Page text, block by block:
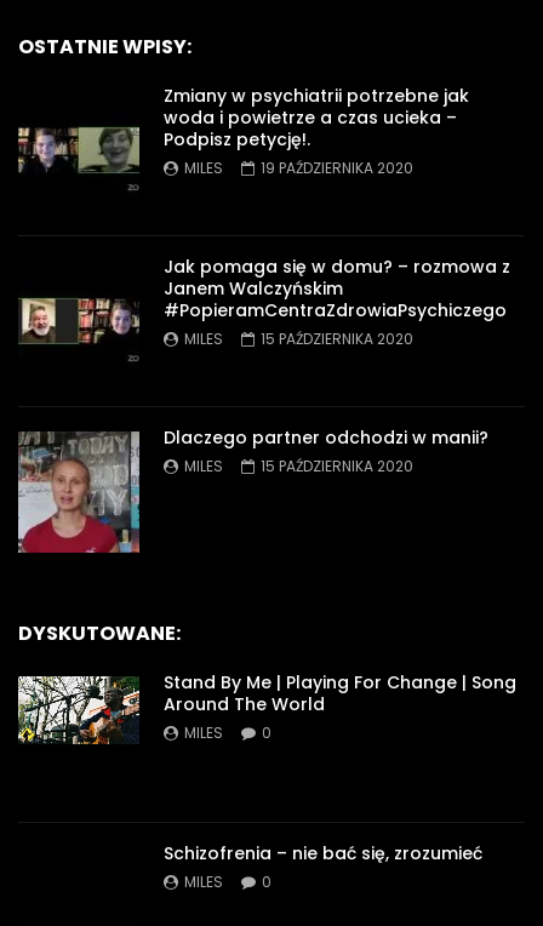
OSTATNIE WPISY:
Zmiany w psychiatrii potrzebne jak
woda i powietrze a czas ucieka –
Podpisz petycję!.
MILES 19 PAŹDZIERNIKA 2020
Jak pomaga się w domu? – rozmowa z
Janem Walczyńskim
#PopieramCentraZdrowiaPsychiczego
MILES 15 PAŹDZIERNIKA 2020
Dlaczego partner odchodzi w manii?
MILES 15 PAŹDZIERNIKA 2020
DYSKUTOWANE:
Stand By Me | Playing For Change | Song
Around The World
MILES 0
Schizofrenia – nie bać się, zrozumieć
MILES 0